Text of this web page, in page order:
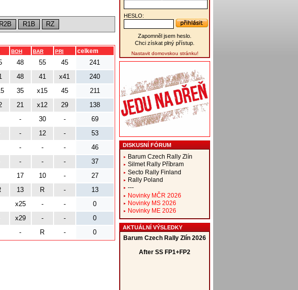
R2B R1B RZ
BOH BAR PRI celkem
48 55 45
241
48 41 x41
240
35 x15 45
211
21 x12 29
138
- 30 -
69
- 12 -
53
- - -
46
- - -
37
17 10 -
27
13 R - 13
x25 - - 0
x29 - - 0
- R - 0
HESLO:
Zapomněl jsem heslo.
Chci získat plný přístup.
Nastavit domovskou stránku!
DISKUSNÍ FÓRUM
Barum Czech Rally Zlín
Silmet Rally Příbram
Secto Rally Finland
Rally Poland
---
Novinky MČR 2026
Novinky MS 2026
Novinky ME 2026
AKTUÁLNÍ VÝSLEDKY